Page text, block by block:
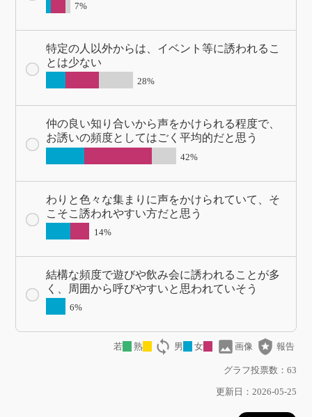
7%
特定の人以外からは、イベント等に誘われるこ
とは少ない
28%
仲の良い知り合いから声をかけられる程度で、
お誘いの頻度としてはごく平均的だと思う
42%
わりと色々な集まりに声をかけられていて、そ
こそこ誘われやすい方だと思う
14%
結構な頻度で遊びや飲み会に誘われることが多
く、周囲から呼びやすいと思われていそう
6%
若 熟 loop 男 女 image 画像 local_police 報告
グラフ投票数：63
更新日：2026-05-25